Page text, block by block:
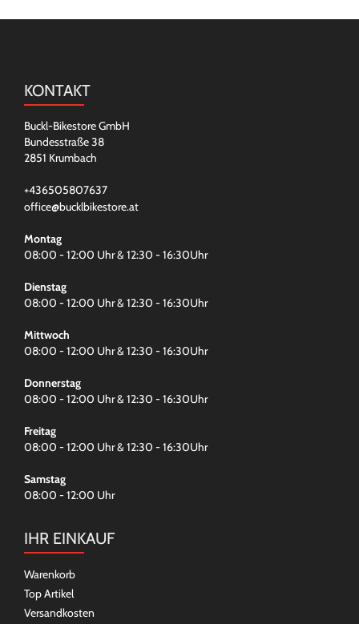
KONTAKT
Buckl-Bikestore GmbH
Bundesstraße 38
2851 Krumbach
+436505807637
office@bucklbikestore.at
Montag
08:00 - 12:00 Uhr & 12:30 - 16:30Uhr
Dienstag
08:00 - 12:00 Uhr & 12:30 - 16:30Uhr
Mittwoch
08:00 - 12:00 Uhr & 12:30 - 16:30Uhr
Donnerstag
08:00 - 12:00 Uhr & 12:30 - 16:30Uhr
Freitag
08:00 - 12:00 Uhr & 12:30 - 16:30Uhr
Samstag
08:00 - 12:00 Uhr
IHR EINKAUF
Warenkorb
Top Artikel
Versandkosten